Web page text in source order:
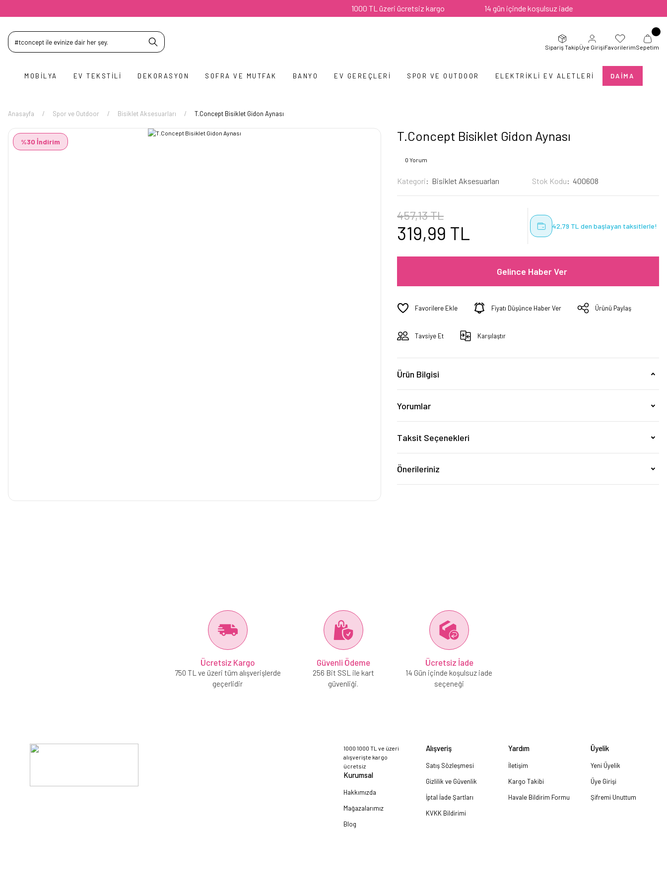
1000 TL üzeri ücretsiz kargo 14 gün içinde koşulsuz iade
Sipariş TakipÜye GirişiFavorilerimSepetim
MOBILYA EV TEKSTILI DEKORASYON SOFRA VE MUTFAK BANYO EV GEREÇLERI SPOR VE OUTDOOR ELEKTRIKLI EV ALETLERI DAIMA
Anasayfa Spor ve Outdoor Bisiklet Aksesuarları T.Concept Bisiklet Gidon Aynası
%30 İndirim T.Concept Bisiklet Gidon Aynası
0 Yorum
Kategori Bisiklet Aksesuarları Stok Kodu 400608
457,13 TL
319,99 TL 42,79 TL den başlayan taksitlerle!
Gelince Haber Ver
Fiyatı Düşünce Haber Ver Ürünü Paylaş
Tavsiye Et Karşılaştır
Ürün Bilgisi
Yorumlar
Taksit Seçenekleri
Önerileriniz
Ücretsiz Kargo
750 TL ve üzeri tüm alışverişlerde
geçerlidir
Güvenli Ödeme
256 Bit SSL ile kart
güvenliği.
Ücretsiz İade
14 Gün içinde koşulsuz iade
seçeneği
1000 1000 TL ve üzeri
alışverişte kargo
ücretsiz
Kurumsal
Hakkımızda
Mağazalarımız
Blog
Alışveriş
Satış Sözleşmesi
Gizlilik ve Güvenlik
İptal İade Şartları
KVKK Bildirimi
Yardım
İletişim
Kargo Takibi
Havale Bildirim Formu
Üyelik
Yeni Üyelik
Üye Girişi
Şifremi Unuttum